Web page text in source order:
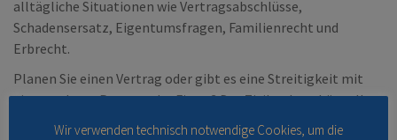
alltägliche Situationen wie Vertragsabschlüsse,
Schadensersatz, Eigentumsfragen, Familienrecht und
Erbrecht.
Planen Sie einen Vertrag oder gibt es eine Streitigkeit mit
einer anderen Person oder Firma? Das Zivilrecht schützt Ihre
Wir verwenden technisch notwendige Cookies, um die